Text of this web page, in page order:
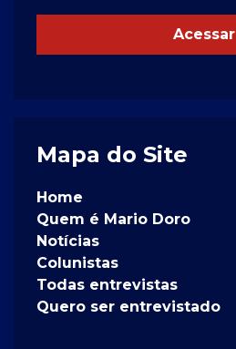
Acessar
Mapa do Site
Home
Quem é Mario Doro
Notícias
Colunistas
Todas entrevistas
Quero ser entrevistado